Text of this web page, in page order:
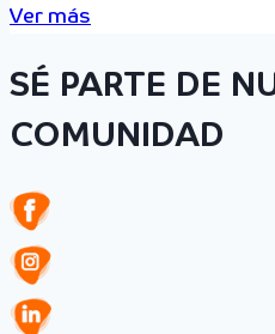
Ver más
SÉ PARTE DE
COMUNIDAD